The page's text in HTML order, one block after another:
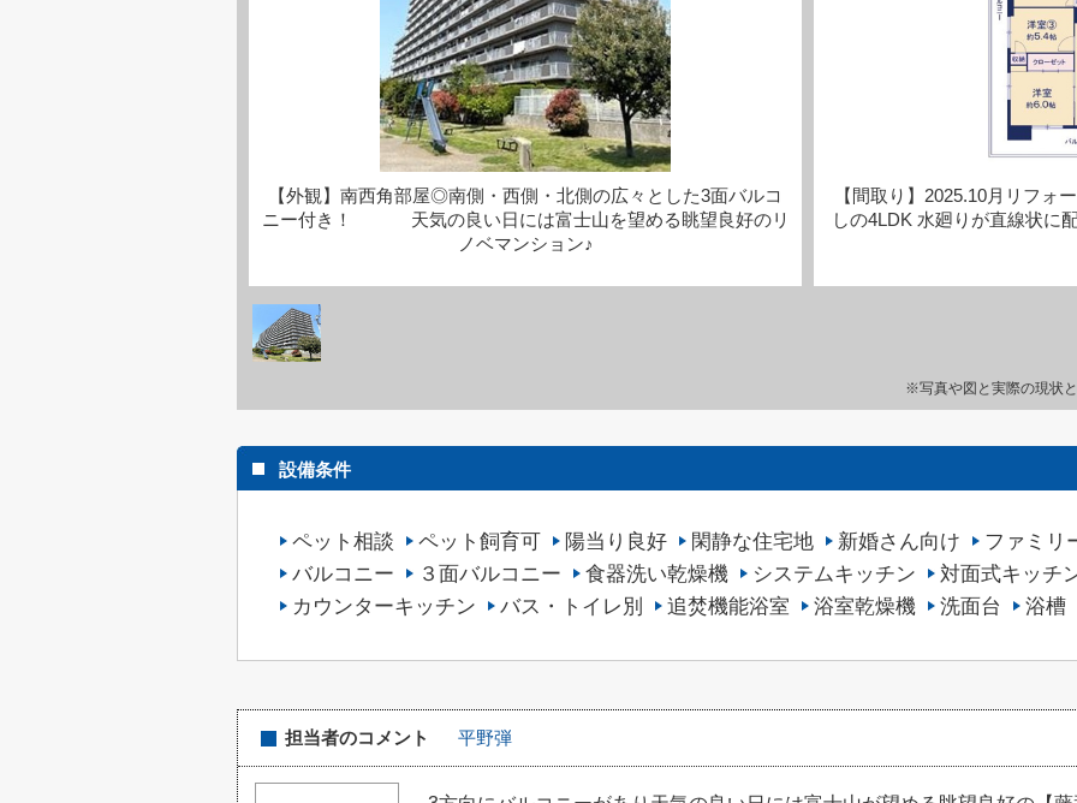
【外観】南西角部屋◎南側・西側・北側の広々とした3面バルコ
ニー付き！ 天気の良い日には富士山を望める眺望良好のリ
ノベマンション♪
【間取り】2025.10月リフ
しの4LDK 水廻りが直線状に
※写真や図と実際の現状
設備条件
ペット相談 ペット飼育可 陽当り良好 閑静な住宅地 新婚さん向け
ファミリ
バルコニー
３面バルコニー 食器洗い乾燥機 システムキッチン
対面式キッチ
カウンターキッチン
バス・トイレ別 追焚機能浴室 浴室乾燥機 洗面台 浴槽
担当者のコメント 平野弾